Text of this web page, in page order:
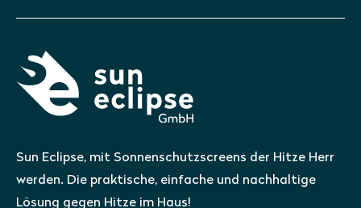
Sun Eclipse, mit Sonnenschutzscreens der Hitze Herr
werden. Die praktische, einfache und nachhaltige
Lösung gegen Hitze im Haus!